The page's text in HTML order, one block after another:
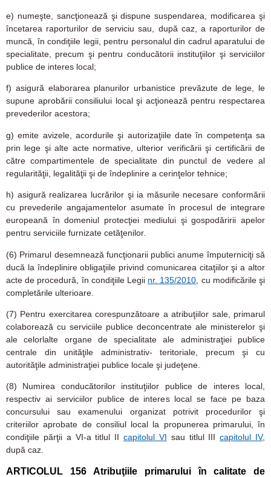
e) numeşte, sancţionează şi dispune suspendarea, modificarea şi
încetarea raporturilor de serviciu sau, după caz, a raporturilor de
muncă, în condiţiile legii, pentru personalul din cadrul aparatului de
specialitate, precum şi pentru conducătorii instituţiilor şi serviciilor
publice de interes local;
f) asigură elaborarea planurilor urbanistice prevăzute de lege, le
supune aprobării consiliului local şi acţionează pentru respectarea
prevederilor acestora;
g) emite avizele, acordurile şi autorizaţiile date în competenţa sa
prin lege şi alte acte normative, ulterior verificării şi certificării de
către compartimentele de specialitate din punctul de vedere al
regularităţii, legalităţii şi de îndeplinire a cerinţelor tehnice;
h) asigură realizarea lucrărilor şi ia măsurile necesare conformării
cu prevederile angajamentelor asumate în procesul de integrare
europeană în domeniul protecţiei mediului şi gospodăririi apelor
pentru serviciile furnizate cetăţenilor.
(6) Primarul desemnează funcţionarii publici anume împuterniciţi să
ducă la îndeplinire obligaţiile privind comunicarea citaţiilor şi a altor
acte de procedură, în condiţiile Legii nr. 135/2010 , cu modificările şi
completările ulterioare.
(7) Pentru exercitarea corespunzătoare a atribuţiilor sale, primarul
colaborează cu serviciile publice deconcentrate ale ministerelor şi
ale celorlalte organe de specialitate ale administraţiei publice
centrale din unităţile administrativ- teritoriale, precum şi cu
autorităţile administraţiei publice locale şi judeţene.
(8) Numirea conducătorilor instituţiilor publice de interes local,
respectiv ai serviciilor publice de interes local se face pe baza
concursului sau examenului organizat potrivit procedurilor şi
criteriilor aprobate de consiliul local la propunerea primarului, în
condiţiile părţii a VI-a titlul II capitolul VI sau titlul IIIcapitolul IV,
după caz.
ARTICOLUL 156Atribuţiile primarului în calitate de